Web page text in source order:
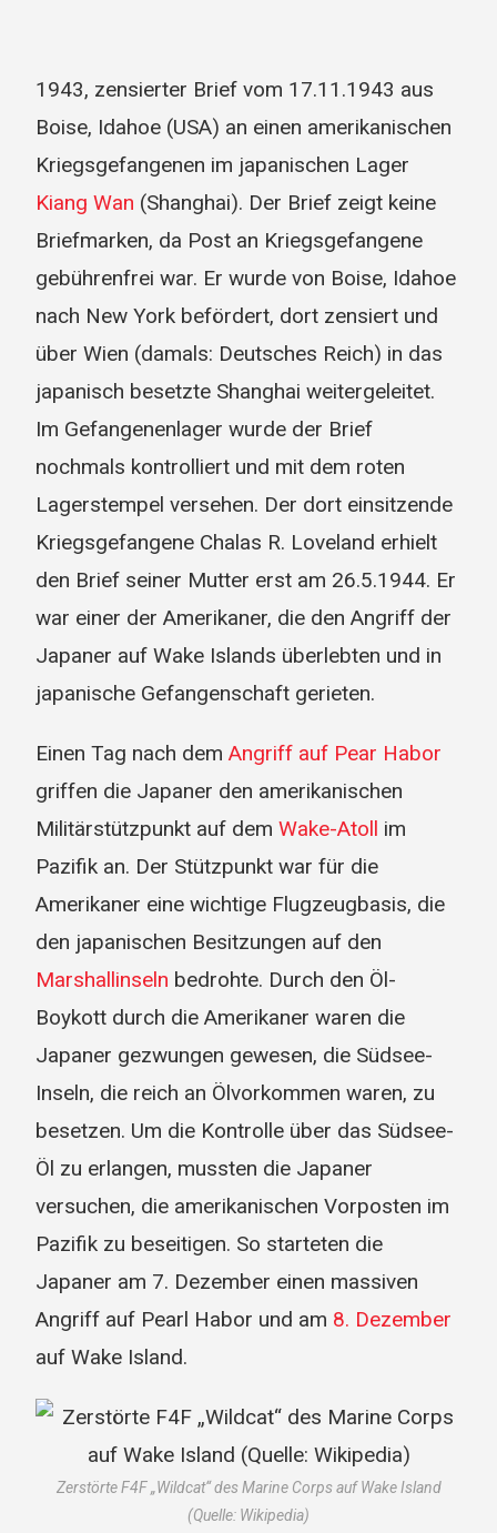
1943, zensierter Brief vom 17.11.1943 aus
Boise, Idahoe (USA) an einen amerikanischen
Kriegsgefangenen im japanischen Lager
Kiang Wan (Shanghai). Der Brief zeigt keine
Briefmarken, da Post an Kriegsgefangene
gebührenfrei war. Er wurde von Boise, Idahoe
nach New York befördert, dort zensiert und
über Wien (damals: Deutsches Reich) in das
japanisch besetzte Shanghai weitergeleitet.
Im Gefangenenlager wurde der Brief
nochmals kontrolliert und mit dem roten
Lagerstempel versehen. Der dort einsitzende
Kriegsgefangene Chalas R. Loveland erhielt
den Brief seiner Mutter erst am 26.5.1944. Er
war einer der Amerikaner, die den Angriff der
Japaner auf Wake Islands überlebten und in
japanische Gefangenschaft gerieten.
Einen Tag nach demAngriff auf Pear Habor
griffen die Japaner den amerikanischen
Militärstützpunkt auf demWake-Atoll im
Pazifik an. Der Stützpunkt war für die
Amerikaner eine wichtige Flugzeugbasis, die
den japanischen Besitzungen auf den
Marshallinseln bedrohte. Durch den Öl-
Boykott durch die Amerikaner waren die
Japaner gezwungen gewesen, die Südsee-
Inseln, die reich an Ölvorkommen waren, zu
besetzen. Um die Kontrolle über das Südsee-
Öl zu erlangen, mussten die Japaner
versuchen, die amerikanischen Vorposten im
Pazifik zu beseitigen. So starteten die
Japaner am 7. Dezember einen massiven
Angriff auf Pearl Habor und am 8. Dezember
auf Wake Island.
Zerstörte F4F „Wildcat“ des Marine Corps auf Wake Island
(Quelle: Wikipedia)